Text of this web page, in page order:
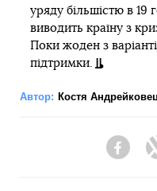
уряду більшістю в 19
виводить країну з
Поки жоден з
підтримки.
Автор: Костя